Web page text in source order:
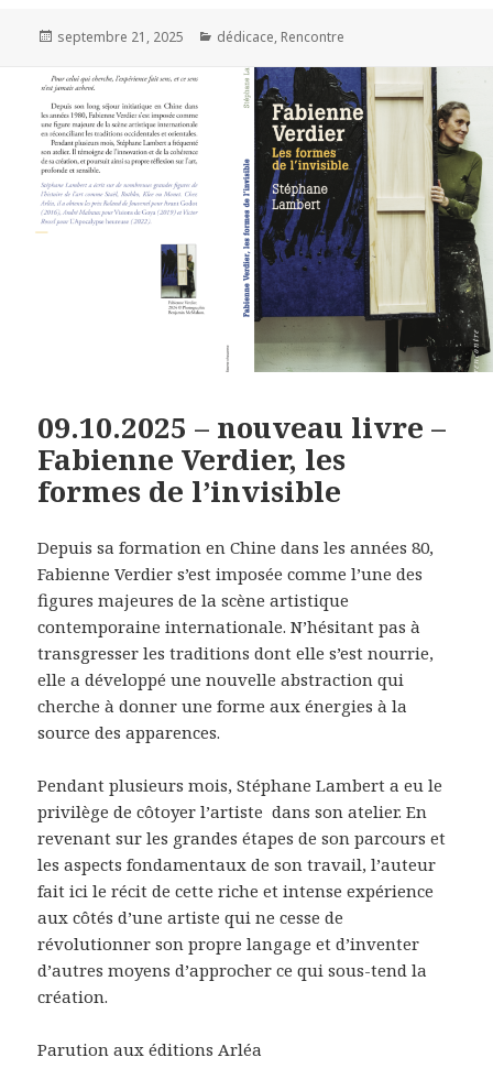
Publié
septembre 21, 2025 Catégories
dédicace, Rencontre
09.10.2025 – nouveau livre –
Fabienne Verdier, les
formes de l’invisible
Depuis sa formation en Chine dans les années 80,
Fabienne Verdier s’est imposée comme l’une des
figures majeures de la scène artistique
contemporaine internationale. N’hésitant pas à
transgresser les traditions dont elle s’est nourrie,
elle a développé une nouvelle abstraction qui
cherche à donner une forme aux énergies à la
source des apparences.
Pendant plusieurs mois, Stéphane Lambert a eu le
privilège de côtoyer l’artiste dans son atelier. En
revenant sur les grandes étapes de son parcours et
les aspects fondamentaux de son travail, l’auteur
fait ici le récit de cette riche et intense expérience
aux côtés d’une artiste qui ne cesse de
révolutionner son propre langage et d’inventer
d’autres moyens d’approcher ce qui sous-tend la
création.
Parution aux éditions Arléa